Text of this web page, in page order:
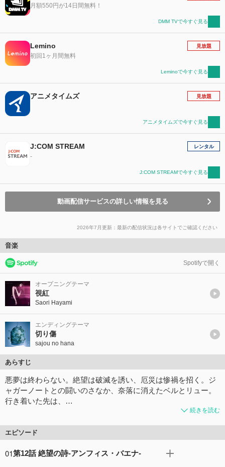
月額550円が14日間無料！
DMM TVで今すぐ見る
Lemino
初回1ヶ月間無料
見放題
Leminoで今すぐ見る
アニメタイムズ 見放題
アニメタイムズで今すぐ見る
J:COM STREAM
-
レンタル
J:COM STREAMで今すぐ見る
動画配信サービスの詳しい情報を見る
2026年7月更新：最新の配信状況は各サイトでご確認ください
音楽
Spotifyで開く
オープニングテーマ
視紅
Saori Hayami
エンディングテーマ
切り傷
sajou no hana
あらすじ
悪夢は終わらない。絶望は破滅を誘い、厄災は惨禍を招く。ジ
ャガーノートとの闘いのさなか、奈落に消えたベルとリュー。
行き着いた先は、…
続きを読む
エピソード
01第12話 絶望の詩-アンフィス・バエナ-